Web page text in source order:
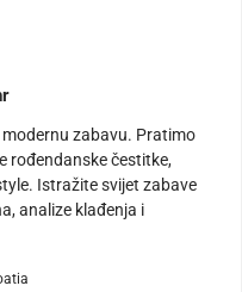
zabavu. Pratimo
rođendanske čestitke,
Istražite svijet zabave
analize klađenja i